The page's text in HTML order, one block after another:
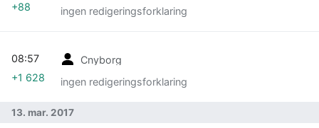
ingen redigeringsforklaring
+88
Cnyborg
ingen redigeringsforklaring
08:57
+1 628
13. mar. 2017